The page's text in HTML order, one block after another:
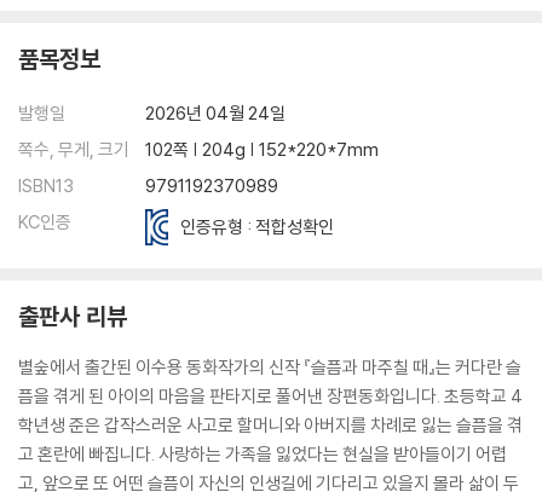
품목정보
발행일
2026년 04월 24일
쪽수, 무게, 크기
102쪽 | 204g | 152*220*7mm
ISBN13
9791192370989
KC인증
인증유형 : 적합성확인
출판사 리뷰
별숲에서 출간된 이수용 동화작가의 신작 『슬픔과 마주칠 때』는 커다란 슬
픔을 겪게 된 아이의 마음을 판타지로 풀어낸 장편동화입니다. 초등학교 4
학년생 준은 갑작스러운 사고로 할머니와 아버지를 차례로 잃는 슬픔을 겪
고 혼란에 빠집니다. 사랑하는 가족을 잃었다는 현실을 받아들이기 어렵
고, 앞으로 또 어떤 슬픔이 자신의 인생길에 기다리고 있을지 몰라 삶이 두